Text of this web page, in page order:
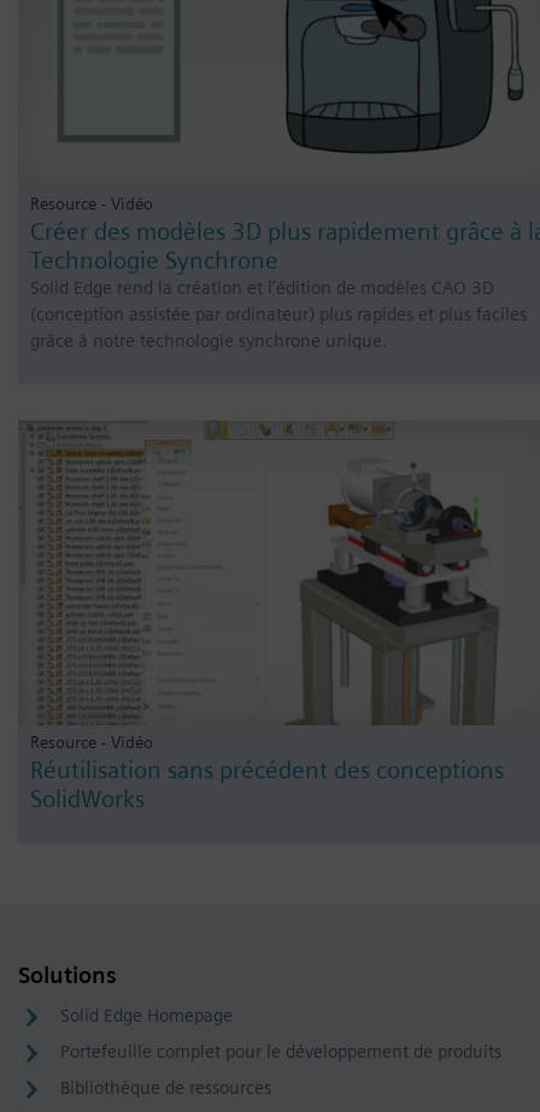
Resource - Vidéo
Créer des modèles 3D plus rapidement grâce à
Technologie Synchrone
Solid Edge rend la création et l’édition de modèles CAO 3D
(conception assistée par ordinateur) plus rapides et plus faciles
grâce à notre technologie synchrone unique.
Resource - Vidéo
Réutilisation sans précédent des conceptions
SolidWorks
Solutions
Solid Edge Homepage
Portefeuille complet pour le développement de produits
Bibliothèque de ressources